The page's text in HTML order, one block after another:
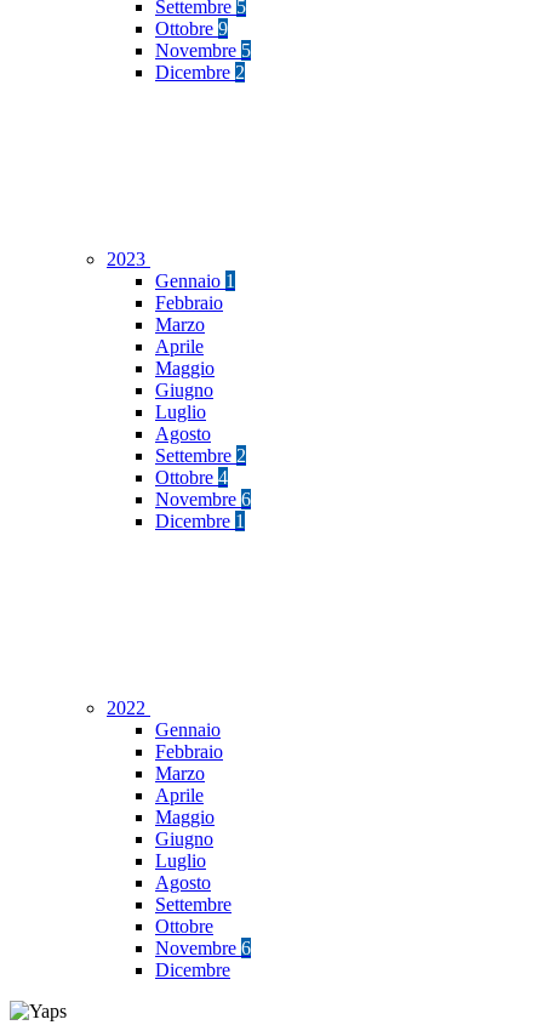
Settembre 5
Ottobre 9
Novembre 5
Dicembre 2
2023
Gennaio 1
Febbraio
Marzo
Aprile
Maggio
Giugno
Luglio
Agosto
Settembre 2
Ottobre 4
Novembre 6
Dicembre 1
2022
Gennaio
Febbraio
Marzo
Aprile
Maggio
Giugno
Luglio
Agosto
Settembre
Ottobre
Novembre 6
Dicembre